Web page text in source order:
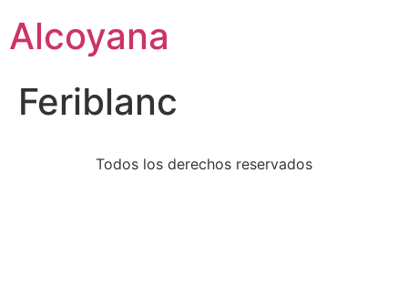
Alcoyana
Feriblanc
Todos los derechos reservados